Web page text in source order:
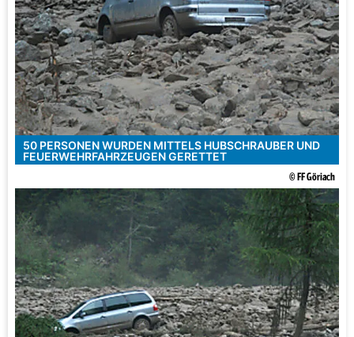
50 PERSONEN WURDEN MITTELS HUBSCHRAUBER UND
FEUERWEHRFAHRZEUGEN GERETTET
© FF Göriach